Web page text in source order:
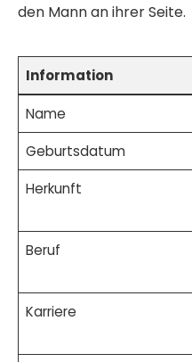
den Mann an ihrer Seite.
Information
Name
Geburtsdatum
Herkunft
Beruf
Karriere